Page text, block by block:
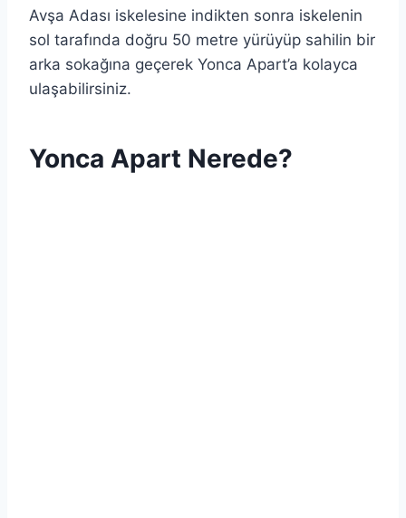
Avşa Adası iskelesine indikten sonra iskelenin
sol tarafında doğru 50 metre yürüyüp sahilin bir
arka sokağına geçerek Yonca Apart’a kolayca
ulaşabilirsiniz.
Yonca Apart Nerede?